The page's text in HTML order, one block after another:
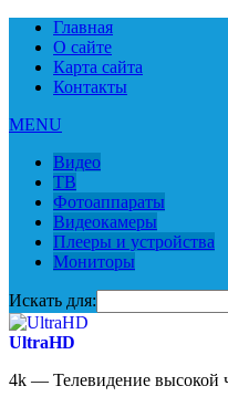
Главная
О сайте
Карта сайта
Контакты
MENU
Видео
ТВ
Фотоаппараты
Видеокамеры
Плееры и устройства
Мониторы
Искать для:
UltraHD
4k — Телевидение высокой